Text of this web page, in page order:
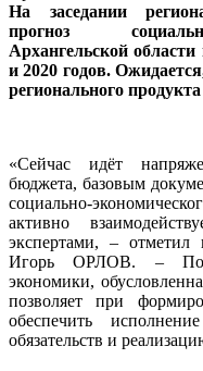
На заседании
прогноз
Архангельской
и 2020 годов.
регионального
«Сейчас идёт
бюджета, базовым
социально-
активно
экспертами, – отметил
Игорь ОРЛОВ. –
экономики,
позволяет при
обеспечить
обязательств и